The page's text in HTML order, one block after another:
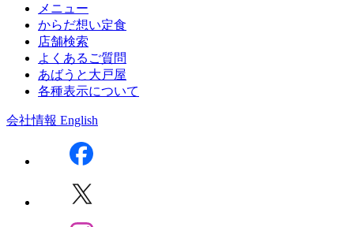
メニュー
からだ想い定食
店舗検索
よくあるご質問
あばうと大戸屋
各種表示について
会社情報 English